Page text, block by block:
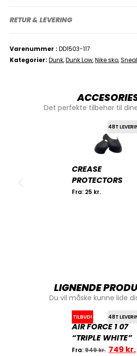
RETUR & LEVERING
Varenummer
DD1503-117
Kategorier Dunk,Dunk Low,Nike sko,
Det perfekte tilbehør til
48T
CREASE
PROTECTORS
Fra: 25 kr.
LIGNENDE
Du vil måske kunne lide
TILBUD! 48T
AIR FORCE 1 07
“TRIPLE WHITE”
Fra:949kr. 749 kr.